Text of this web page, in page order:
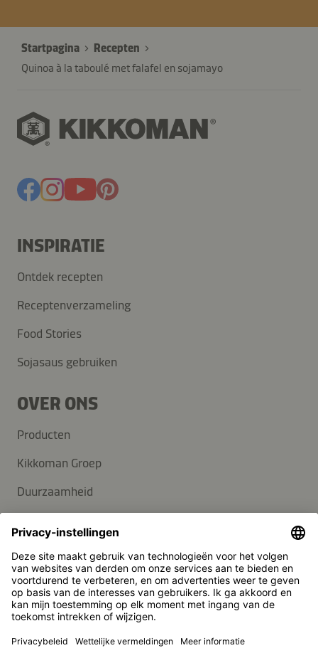
Startpagina
Recepten
Quinoa à la taboulé met falafel en sojamayo
INSPIRATIE
Ontdek recepten
Receptenverzameling
Food Stories
Sojasaus gebruiken
OVER ONS
Producten
Kikkoman Groep
Duurzaamheid
KLANTENSERVICE
Veelgestelde vragen
Contact